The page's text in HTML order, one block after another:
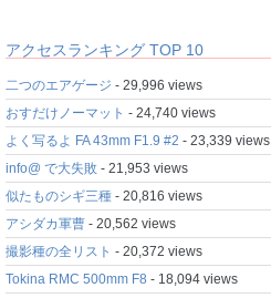
アクセスランキング TOP 10
二つのエアゲージ - 29,996 views
おすだけノーマット - 24,740 views
よく写るよ FA 43mm F1.9 #2 - 23,339 views
info@ で大失敗 - 21,953 views
似たものシギ三種 - 20,816 views
アシダカ軍曹 - 20,562 views
撮影種の全リスト - 20,372 views
Tokina RMC 500mm F8 - 18,094 views